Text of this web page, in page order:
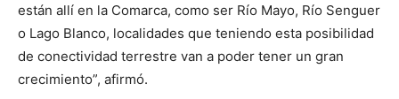
están allí en la Comarca, como ser Río Mayo, Río Senguer
o Lago Blanco, localidades que teniendo esta posibilidad
de conectividad terrestre van a poder tener un gran
crecimiento”, afirmó.